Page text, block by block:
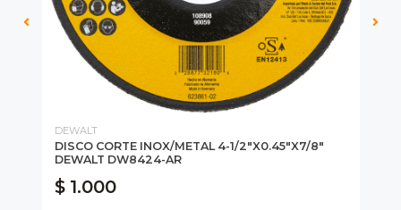
DEWALT
DISCO CORTE INOX/METAL 4-1/2"X0.45"X7/8"
DEWALT DW8424-AR
$ 1.000